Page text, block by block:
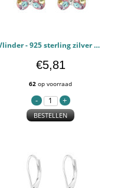
Vlinder - 925 sterling zilver Kinderoorbellen PCJW40263
€5,81
62 op voorraad
BESTELLEN